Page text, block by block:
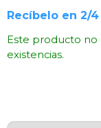
Recíbelo en 2/
Este producto
existencias.